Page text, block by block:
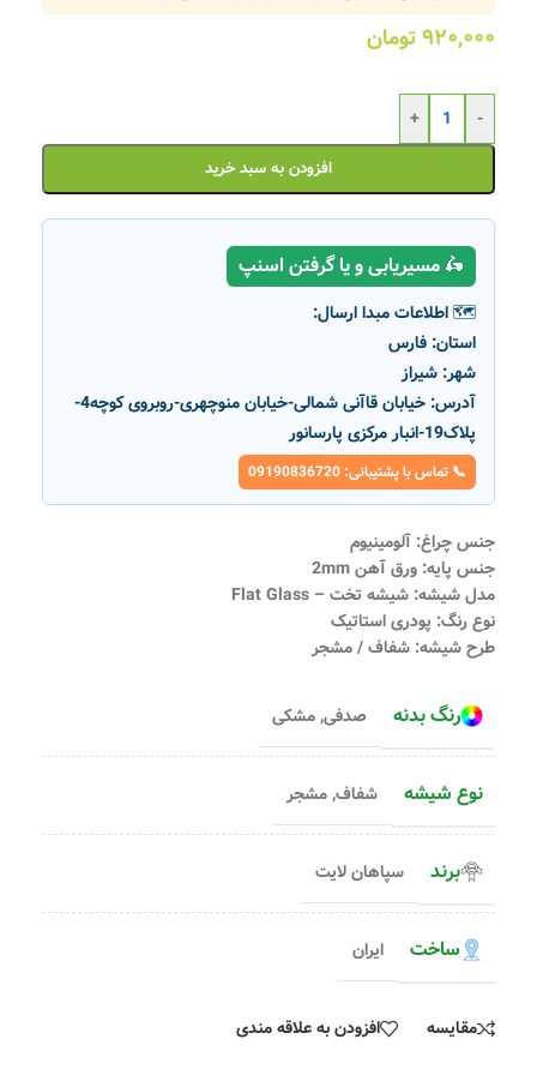
۹۲۰,۰۰۰تومان
-
+
افزودن به سبد خرید
🛵 مسیریابی و یا گرفتن اسنپ
🗺️ اطلاعات مبدا ارسال:
استان: فارس
شهر: شیراز
آدرس:
خیابان قاآنی شمالی-خیابان منوچهری-روبروی کوچه4-
پلاک19-انبار مرکزی پارسانور
📞 تماس با پشتیبانی: 09190836720
جنس چراغ: آلومینیوم
جنس پایه: ورق آهن 2mm
مدل شیشه: شیشه تخت – Flat Glass
نوع رنگ: پودری استاتیک
طرح شیشه: شفاف / مشجر
رنگ بدنه صدفی,مشکی
نوع شیشه شفاف,مشجر
برند سپاهان لایت
ساخت ایران
مقایسه افزودن به علاقه مندی